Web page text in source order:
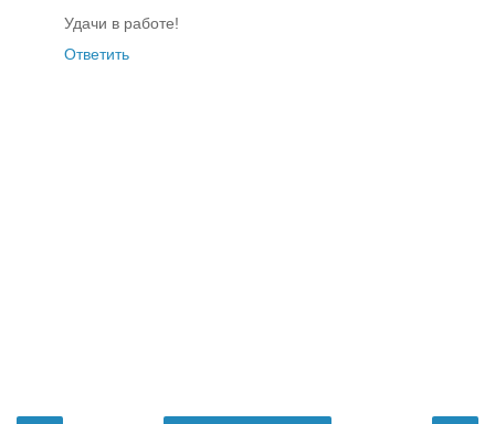
Удачи в работе!
Ответить